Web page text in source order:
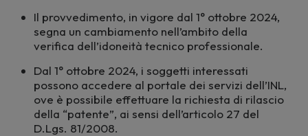
Il provvedimento, in vigore dal 1° ottobre 2024,
segna un cambiamento nell’ambito della
verifica dell’idoneità tecnico professionale.
Dal 1° ottobre 2024, i soggetti interessati
possono accedere al portale dei servizi dell’INL,
ove è possibile effettuare la richiesta di rilascio
della “patente”, ai sensi dell’articolo 27 del
D.Lgs. 81/2008.